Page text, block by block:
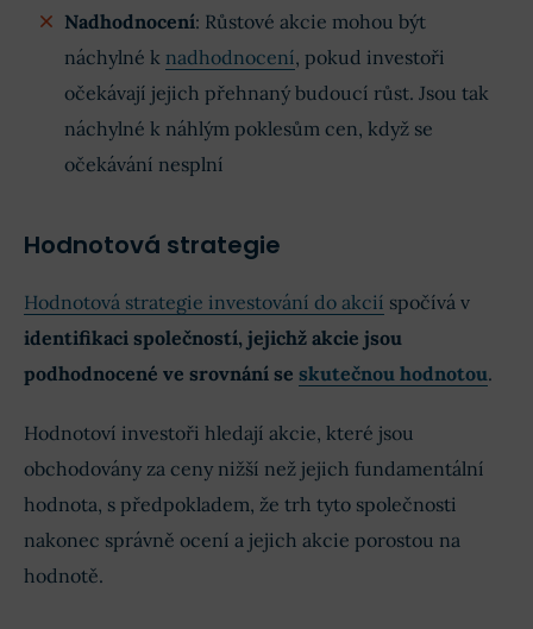
Nadhodnocení: Růstové akcie mohou být
náchylné k nadhodnocení, pokud investoři
očekávají jejich přehnaný budoucí růst. Jsou tak
náchylné k náhlým poklesům cen, když se
očekávání nesplní
Hodnotová strategie
Hodnotová strategie investování do akcií spočívá v
identifikaci společností, jejichž akcie jsou
podhodnocené ve srovnání se skutečnou hodnotou.
Hodnotoví investoři hledají akcie, které jsou
obchodovány za ceny nižší než jejich fundamentální
hodnota, s předpokladem, že trh tyto společnosti
nakonec správně ocení a jejich akcie porostou na
hodnotě.